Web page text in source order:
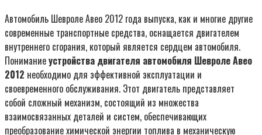
Автомобиль Шевроле Авео 2012 года выпуска, как и многие другие
современные транспортные средства, оснащается двигателем
внутреннего сгорания, который является сердцем автомобиля.
Пониманиеустройства двигателя автомобиля Шевроле Авео
2012 необходимо для эффективной эксплуатации и
своевременного обслуживания. Этот двигатель представляет
собой сложный механизм, состоящий из множества
взаимосвязанных деталей и систем, обеспечивающих
преобразование химической энергии топлива в механическую